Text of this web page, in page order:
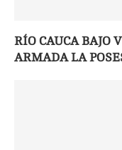
RÍO CAUCA BAJO
ARMADA LA